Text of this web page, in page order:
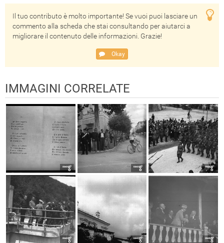
Il tuo contributo è molto importante! Se vuoi puoi lasciare un
commento alla scheda che stai consultando per aiutarci a
migliorare il contenuto delle informazioni. Grazie!
Okay
IMMAGINI CORRELATE